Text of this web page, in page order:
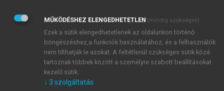
Kovács Istvánt az 1970-es évek elejétől egyre
inkább foglalkoztatta, hogy a saját látásmódját
tükröző, az ő neve alatt jegyzett tankönyvet írjon. A
vállalkozás első köteteMagyar államjogcímmel 1977-
ben jelent meg Szegeden a jogi kar sokszorosított
kiadványaként. Ebben a munkában Kovács István
több mint 300 oldalon taglalja az alkotmány
MŰKÖDÉSHEZ ELENGEDHETETLEN (mindig szükséges)
Ezek a sütik elengedhetetlenek az oldalunkon történő
böngészéshez,a funkciók használatához, és a felhasználók
nem tilthatják le azokat. A feltétlenül szükséges sütik közé
tartoznak többek között a személyre szabott beállításokat
kezelő sütik.
↓ 3 szolgáltatás